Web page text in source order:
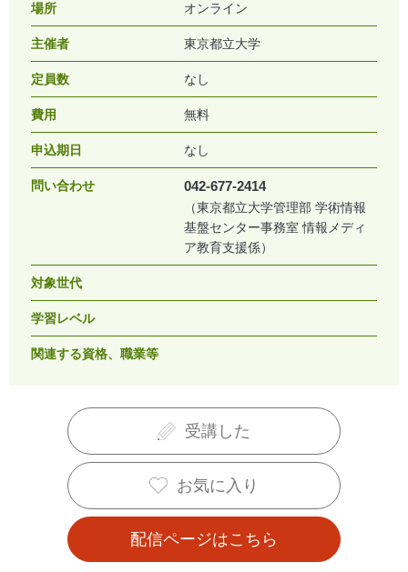
場所 オンライン
主催者 東京都立大学
定員数 なし
費用 無料
申込期日 なし
問い合わせ 042-677-2414
（東京都立大学管理部 学術情報
基盤センター事務室 情報メディ
ア教育支援係）
対象世代
学習レベル
関連する資格、職業等
受講した
お気に入り
配信ページはこちら